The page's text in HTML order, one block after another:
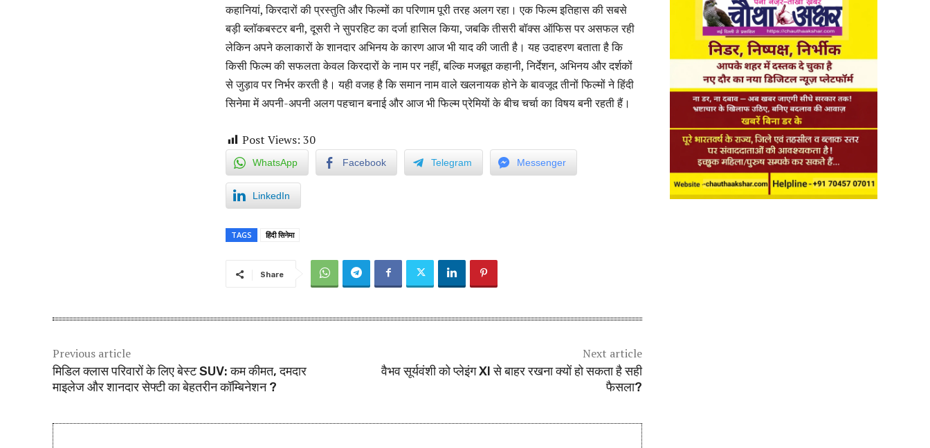
कहानियां, किरदारों की प्रस्तुति और फिल्मों का परिणाम पूरी तरह अलग रहा। एक फिल्म इतिहास की सबसे
बड़ी ब्लॉकबस्टर बनी, दूसरी ने सुपरहिट का दर्जा हासिल किया, जबकि तीसरी बॉक्स ऑफिस पर असफल रही
लेकिन अपने कलाकारों के शानदार अभिनय के कारण आज भी याद की जाती है। यह उदाहरण बताता है कि
किसी फिल्म की सफलता केवल किरदारों के नाम पर नहीं, बल्कि मजबूत कहानी, निर्देशन, अभिनय और दर्शकों
से जुड़ाव पर निर्भर करती है। यही वजह है कि समान नाम वाले खलनायक होने के बावजूद तीनों फिल्मों ने हिंदी
सिनेमा में अपनी-अपनी अलग पहचान बनाई और आज भी फिल्म प्रेमियों के बीच चर्चा का विषय बनी रहती हैं।
Post Views: 30
WhatsApp Facebook Telegram Messenger
LinkedIn
TAGS हिंदी सिनेमा
Share
Previous article
मिडिल क्लास परिवारों के लिए बेस्ट SUV: कम कीमत, दमदार
माइलेज और शानदार सेफ्टी का बेहतरीन कॉम्बिनेशन ?
Next article
वैभव सूर्यवंशी को प्लेइंग XI से बाहर रखना क्यों हो सकता है सही
फैसला?